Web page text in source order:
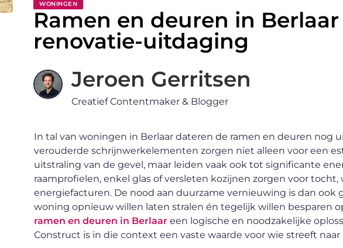
WONINGEN
Ramen en deuren in Berlaar
renovatie-uitdaging
Jeroen Gerritsen
Creatief Contentmaker & Blogger
In tal van woningen in Berlaar dateren de ramen en deuren nog
verouderde schrijnwerkelementen zorgen niet alleen voor een
uitstraling van de gevel, maar leiden vaak ook tot significante
raamprofielen, enkel glas of versleten kozijnen zorgen voor
energiefacturen. De nood aan duurzame vernieuwing is dan ook
woning opnieuw willen laten stralen én tegelijk willen besparen
ramen en deuren in Berlaar een logische en noodzakelijke
Construct is in die context een vaste waarde voor wie streeft